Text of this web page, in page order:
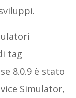
tag
8.0.9 è stato
Simulator,